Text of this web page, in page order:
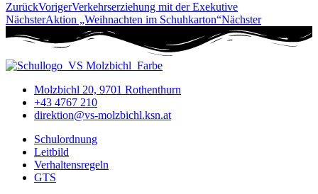
ZurückVorigerVerkehrserziehung mit der Exekutive
NächsterAktion „Weihnachten im Schuhkarton“Nächster
Molzbichl 20, 9701 Rothenthurn
+43 4767 210
direktion@vs-molzbichl.ksn.at
Schulordnung
Leitbild
Verhaltensregeln
GTS